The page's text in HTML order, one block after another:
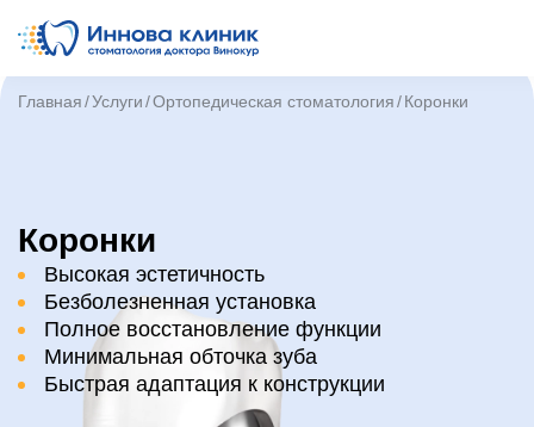
Главная Услуги Ортопедическая стоматология Коронки
Коронки
Высокая эстетичность
Безболезненная установка
Полное восстановление функции
Минимальная обточка зуба
Быстрая адаптация к конструкции